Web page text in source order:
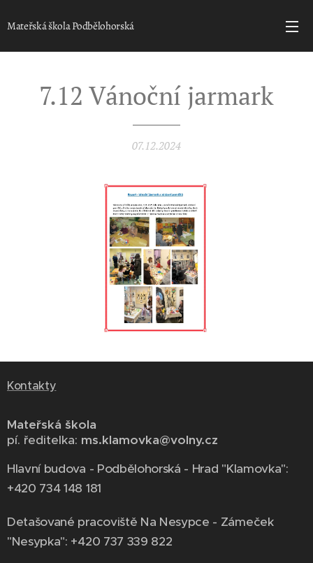
Mateřská škola Podbělohorská
7.12 Vánoční jarmark
07.12.2024
Kontakty
Mateřská škola
pí. ředitelka: ms.klamovka@volny.cz
Hlavní budova - Podbělohorská - Hrad "Klamovka":
+420 734 148 181
Detašované pracoviště Na Nesypce - Zámeček
"Nesypka": +420 737 339 822